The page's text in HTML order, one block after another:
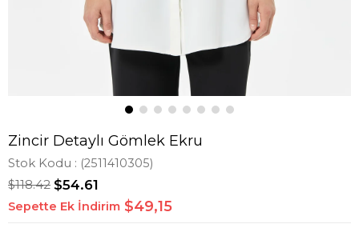
Zincir Detaylı Gömlek Ekru
Stok Kodu (2511410305)
$118.42 $54.61
Sepette Ek İndirim $49,15